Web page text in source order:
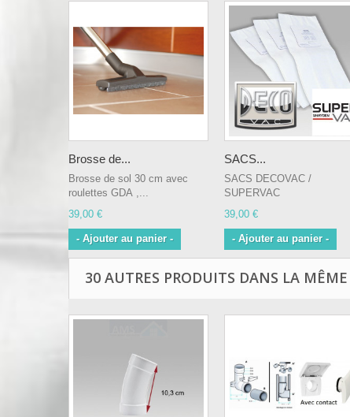
Brosse de...
Brosse de sol 30 cm avec
roulettes GDA ,...
39,00 €
- Ajouter au panier -
SACS...
SACS DECOVAC /
SUPERVAC
39,00 €
- Ajouter au panier -
30 AUTRES PRODUITS DANS LA